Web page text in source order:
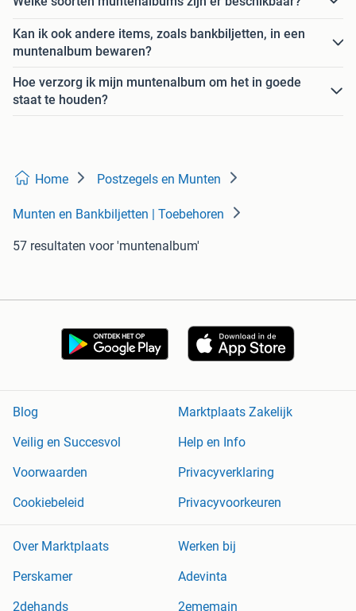
Kan ik ook andere items, zoals bankbiljetten, in een
muntenalbum bewaren?
Hoe verzorg ik mijn muntenalbum om het in goede
staat te houden?
Home Postzegels en Munten
Munten en Bankbiljetten | Toebehoren
57 resultaten voor 'muntenalbum'
Blog
Marktplaats Zakelijk
Veilig en Succesvol
Help en Info
Voorwaarden
Privacyverklaring
Cookiebeleid
Privacyvoorkeuren
Over Marktplaats
Werken bij
Perskamer
Adevinta
2dehands
2ememain